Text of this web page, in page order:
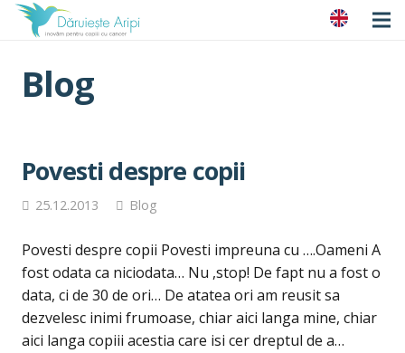
Blog
Povesti despre copii
25.12.2013 Blog
Povesti despre copii Povesti impreuna cu ….Oameni A
fost odata ca niciodata… Nu ,stop! De fapt nu a fost o
data, ci de 30 de ori… De atatea ori am reusit sa
dezvelesc inimi frumoase, chiar aici langa mine, chiar
aici langa copiii acestia care isi cer dreptul de a…